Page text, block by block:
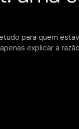
para quem
explicar a